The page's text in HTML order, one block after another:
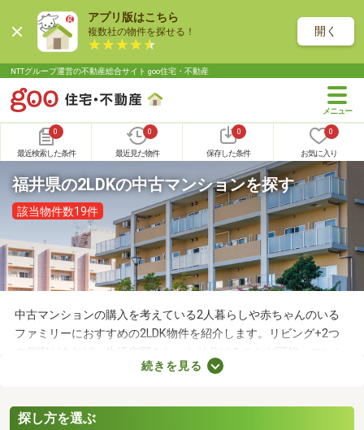
アプリ版はこちら
複数社の物件を探せる！ 開く
NTTグループ運営の不動産総合サイト goo住宅・不動産
0
最近検索した条件
0
最近見た物件
0
保存した条件
0
お気に入り
福井県の2LDKの中古マンションを探す
該当物件数19件
中古マンションの購入を考えている2人暮らしや赤ちゃんのいる
ファミリーにおすすめの2LDK物件を紹介します。リビング+2つ
の個室があれば、生活空間をしっかり分けることが可能。マンシ
ョンによってお部屋の広さや設備、購入費用が変わるので、複数
て、希望にぴったりなお部屋を購入しましょう。
続きを見る
探し方を選ぶ